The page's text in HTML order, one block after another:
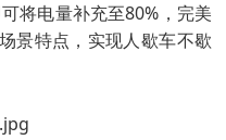
将电量补充至80%，完美
景特点，实现人歇车不歇